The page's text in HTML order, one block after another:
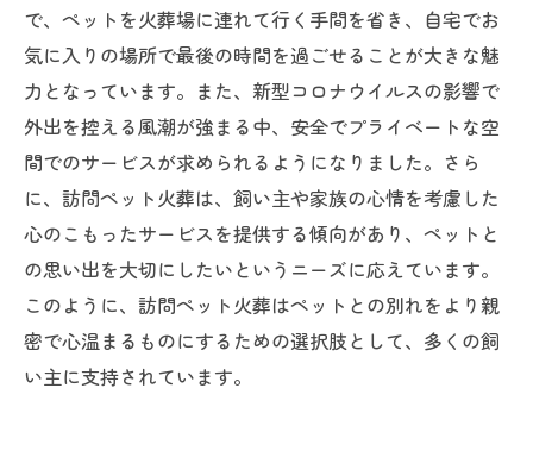
で、ペットを火葬場に連れて行く手間を省き、自宅でお
気に入りの場所で最後の時間を過ごせることが大きな魅
力となっています。また、新型コロナウイルスの影響で
外出を控える風潮が強まる中、安全でプライベートな空
間でのサービスが求められるようになりました。さら
に、訪問ペット火葬は、飼い主や家族の心情を考慮した
心のこもったサービスを提供する傾向があり、ペットと
の思い出を大切にしたいというニーズに応えています。
このように、訪問ペット火葬はペットとの別れをより親
密で心温まるものにするための選択肢として、多くの飼
い主に支持されています。